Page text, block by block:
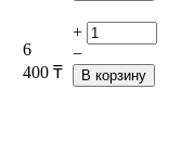
6
400 ₸
+
−
В корзину